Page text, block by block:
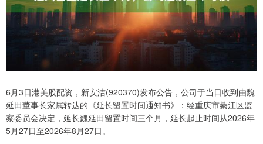
6月3日港美股配资，新安洁(920370)发布公告，公司于当日收到由魏
延田董事长家属转达的《延长留置时间通知书》：经重庆市綦江区监
察委员会决定，延长魏延田留置时间三个月，延长起止时间从2026年
5月27日至2026年8月27日。